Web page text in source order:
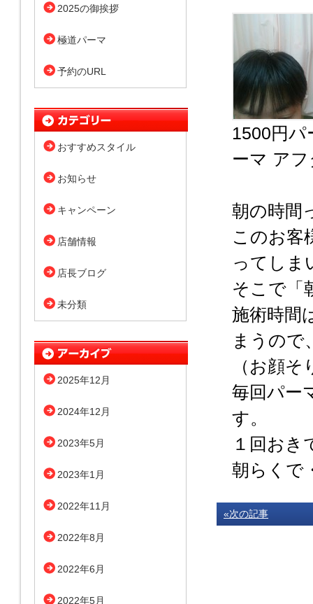
1500
ーマ ア
朝の時間
このお客
ってしま
そこで「
施術時間
まうので
（お顔
毎回パー
す。
１回おき
朝らくで
«次の記事
2025の御挨拶
極道パーマ
予約のURL
おすすめスタイル
お知らせ
キャンペーン
店舗情報
店長ブログ
未分類
2025年12月
2024年12月
2023年5月
2023年1月
2022年11月
2022年8月
2022年6月
2022年5月